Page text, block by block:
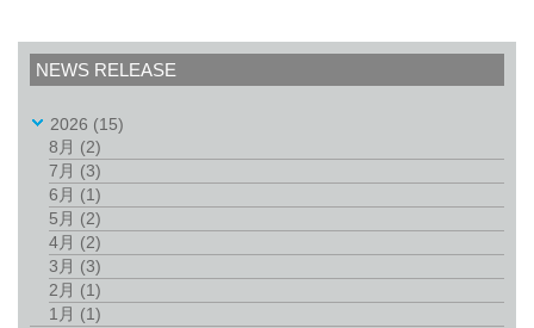
NEWS RELEASE
2026 (15)
8月 (2)
7月 (3)
6月 (1)
5月 (2)
4月 (2)
3月 (3)
2月 (1)
1月 (1)